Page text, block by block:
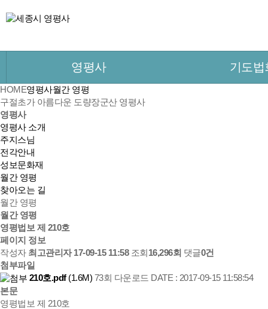
영평사 기도법
HOME영평사월간 영평
구절초가 아름다운 도량장군산 영평사
영평사
영평사 소개
주지스님
전각안내
성보문화재
월간 영평
찾아오는 길
월간 영평
월간 영평
영평법보 제 210호
페이지 정보
작성자 최고관리자 17-09-15 11:58조회 16,296회 댓글0건
첨부파일
210호.pdf(1.6M) 73회 다운로드 DATE : 2017-09-15 11:58:54
본문
영평법보 제 210호